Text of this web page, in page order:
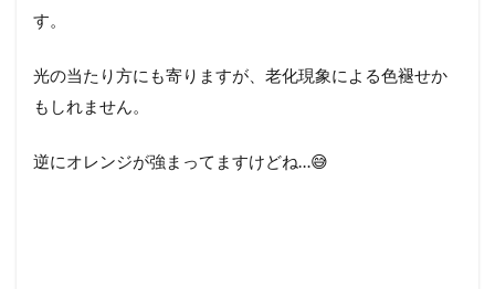
す。
光の当たり方にも寄りますが、老化現象による色褪せか
もしれません。
逆にオレンジが強まってますけどね…😅